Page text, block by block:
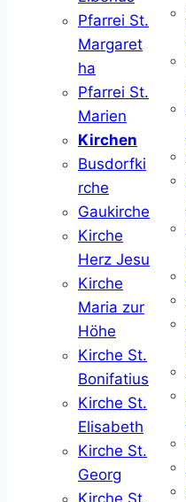
Pfarrei St.
Margaret
ha
Pfarrei St.
Marien
Kirchen
Busdorfki
rche
Gaukirche
Kirche
Herz Jesu
Kirche
Maria zur
Höhe
Kirche St.
Bonifatius
Kirche St.
Elisabeth
Kirche St.
Georg
Kirche St.